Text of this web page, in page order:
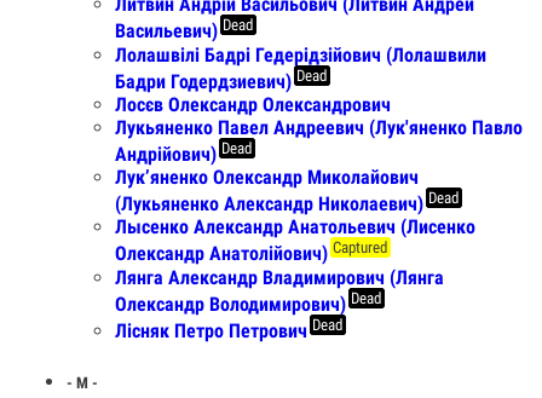
Васильевич) Dead
Лолашвілі Бадрі Гедерідзійович (Лолашвили
Бадри Годердзиевич) Dead
Лосєв Олександр Олександрович
Лукьяненко Павел Андреевич (Лук'яненко Павло
Андрійович) Dead
Лук’яненко Олександр Миколайович
(Лукьяненко Александр Николаевич) Dead
Лысенко Александр Анатольевич (Лисенко
Олександр Анатолійович) Captured
Лянга Александр Владимирович (Лянга
Олександр Володимирович) Dead
Лісняк Петро Петрович Dead
- М -